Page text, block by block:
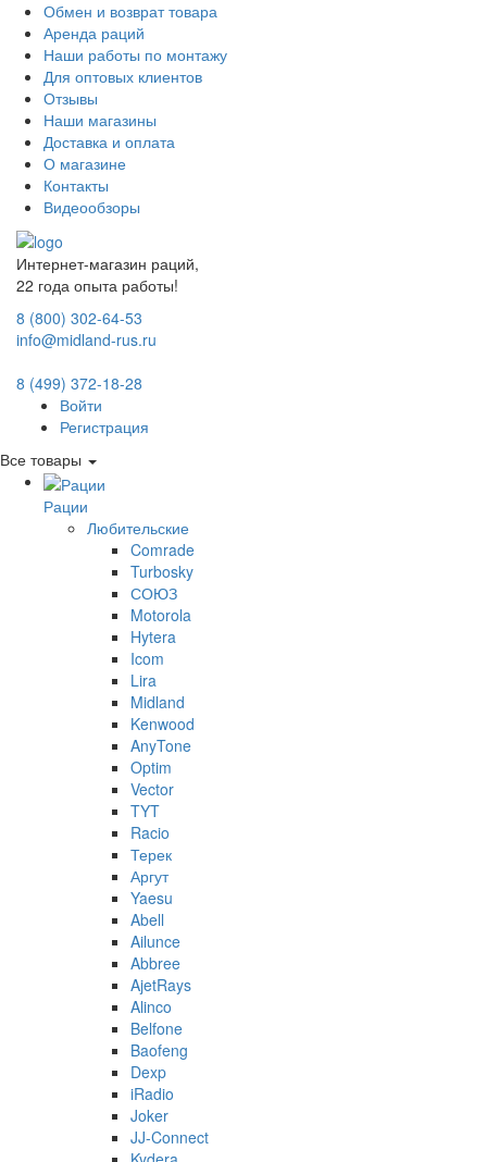
Обмен и возврат товара
Аренда раций
Наши работы по монтажу
Для оптовых клиентов
Отзывы
Наши магазины
Доставка и оплата
О магазине
Контакты
Видеообзоры
Интернет-магазин раций,
22 года опыта работы!
8 (800) 302-64-53
info@midland-rus.ru
8 (499) 372-18-28
Войти
Регистрация
Все товары
Рации
Любительские
Comrade
Turbosky
СОЮЗ
Motorola
Hytera
Icom
Lira
Midland
Kenwood
AnyTone
Optim
Vector
TYT
Racio
Терек
Аргут
Yaesu
Abell
Ailunce
Abbree
AjetRays
Alinco
Belfone
Baofeng
Dexp
iRadio
Joker
JJ-Connect